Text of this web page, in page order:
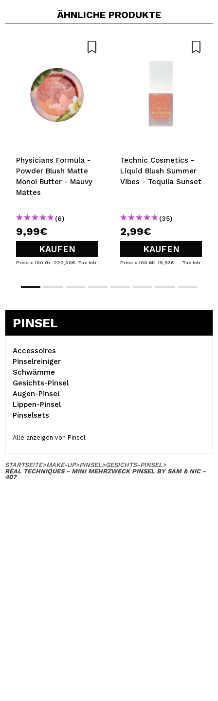
Ein Video oder Foto teilen
ÄHNLICHE PRODUKTE
Physicians Formula -
Powder Blush Matte
Monoi Butter - Mauvy
Mattes
(6)
9,99€
KAUFEN
Preis x 100 Gr: 222,00€ Tax Inb.
Technic Cosmetics -
Liquid Blush Summer
Vibes - Tequila Sunset
(35)
2,99€
KAUFEN
Preis x 100 Ml: 19,93€ Tax Inb.
PINSEL
Accessoires
Pinselreiniger
Schwämme
Gesichts-Pinsel
Augen-Pinsel
Lippen-Pinsel
Pinselsets
Alle anzeigen von Pinsel
STARTSEITE>MAKE-UP>PINSEL>GESICHTS-PINSEL>
REAL TECHNIQUES - MINI MEHRZWECK PINSEL BY SAM & NIC -
407